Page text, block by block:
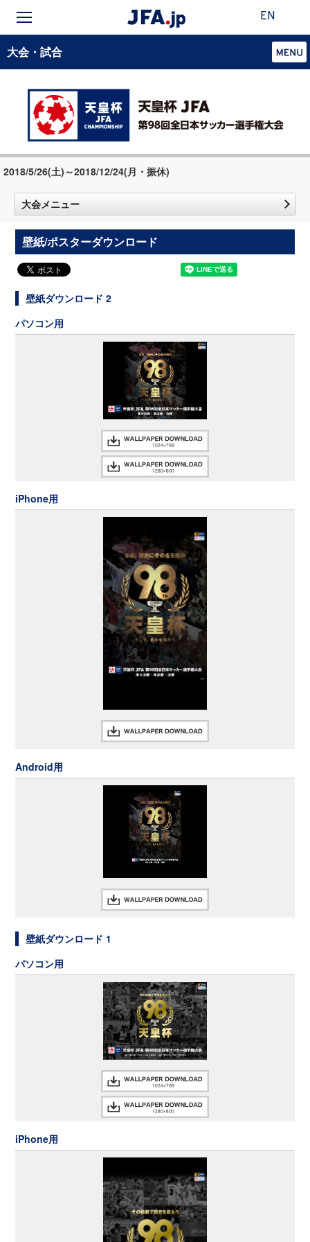
EN
大会・試合
2018/5/26(土)～2018/12/24(月・振休)
大会メニュー
壁紙/ポスターダウンロード
壁紙ダウンロード 2
パソコン用
iPhone用
Android用
壁紙ダウンロード 1
パソコン用
iPhone用